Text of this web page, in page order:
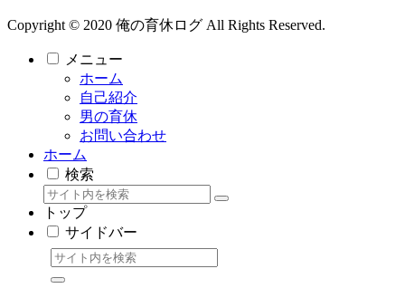
Copyright © 2020 俺の育休ログ All Rights Reserved.
メニュー
ホーム
自己紹介
男の育休
お問い合わせ
ホーム
検索
トップ
サイドバー